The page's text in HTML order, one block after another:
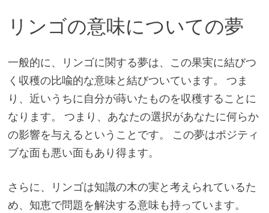
リンゴの意味についての夢
一般的に、リンゴに関する夢は、この果実に結びつ
く収穫の比喩的な意味と結びついています。 つま
り、近いうちに自分が蒔いたものを収穫することに
なります。 つまり、あなたの選択があなたに何らか
の影響を与えるということです。 この夢はポジティ
ブな面も悪い面もあり得ます。
さらに、リンゴは知識の木の実と考えられているた
め、知恵で問題を解決する意味も持っています。